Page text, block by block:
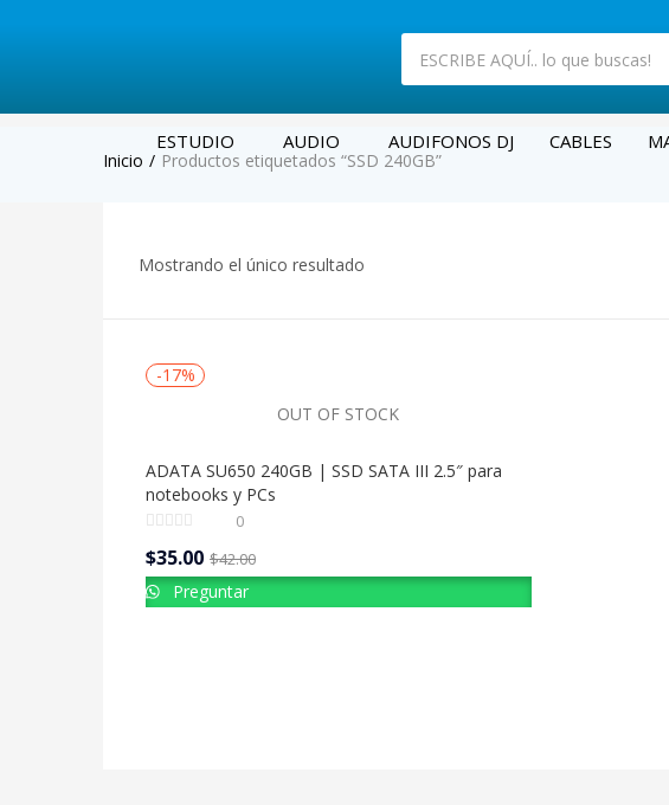
ESTUDIO AUDIO AUDIFONOS DJ CABLES
Inicio Productos etiquetados “SSD 240GB”
Mostrando el único resultado
-17%
OUT OF STOCK
ADATA SU650 240GB | SSD SATA III 2.5″ para
notebooks y PCs
0
$35.00 $42.00
Preguntar